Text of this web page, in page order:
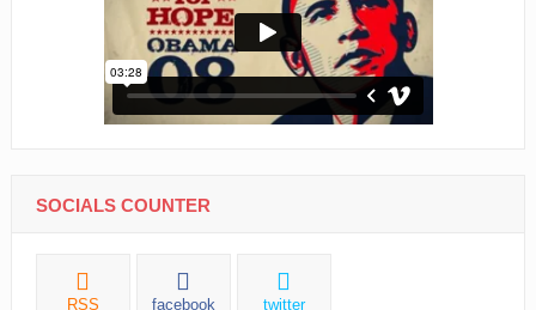
SOCIALS COUNTER
RSS facebook twitter